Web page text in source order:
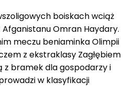
boiskach wciąż
Omran Haydary.
meczu beniaminka Olimpii
z ekstraklasy Zagłębiem
z bramek dla gospodarzy i
w klasyfikacji